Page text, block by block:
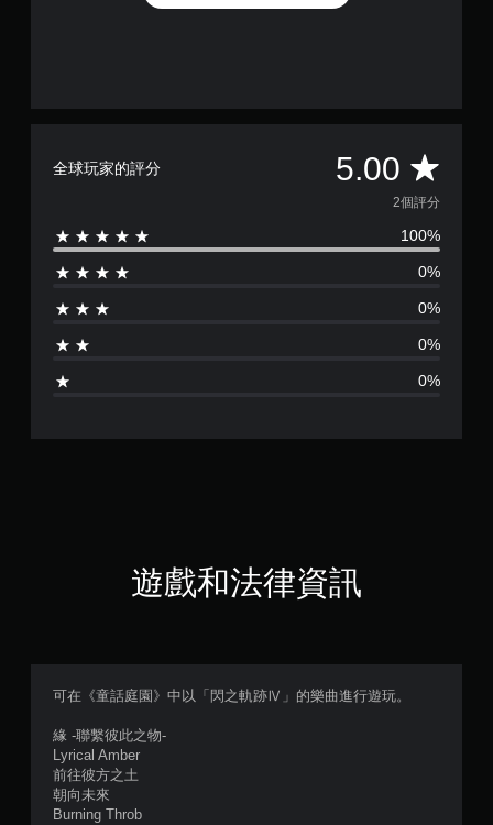
全球玩家的評分 5.00 平
均
評
分
5
星
星
2個評分
100%
0%
0%
0%
0%
遊戲和法律資訊
可在《童話庭園》中以「閃之軌跡Ⅳ」的樂曲進行遊玩。
緣 -聯繫彼此之物-
Lyrical Amber
前往彼方之土
朝向未來
Burning Throb